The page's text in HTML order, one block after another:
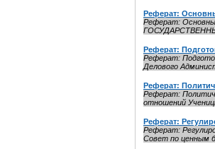
Реферат:
Реферат:
Реферат:
Реферат:
Делового
Реферат:
Реферат:
отношений
Реферат:
Реферат:
Совет по ценным